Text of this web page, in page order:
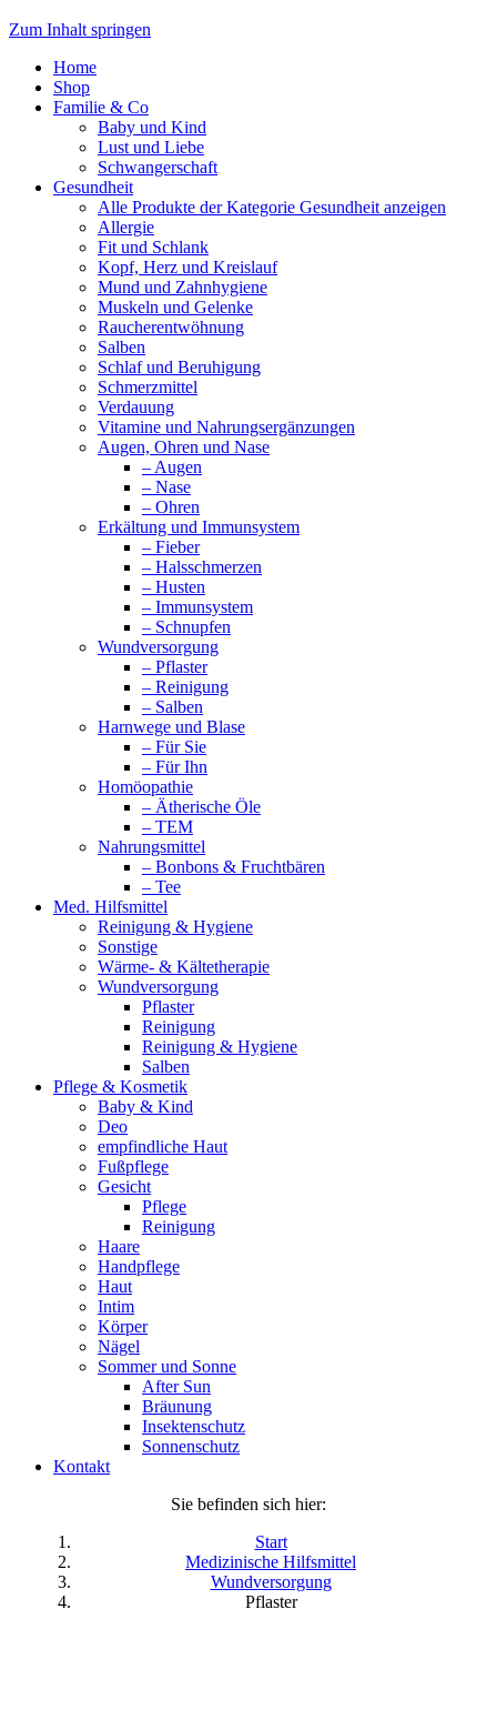
Zum Inhalt springen
Home
Shop
Familie & Co
Baby und Kind
Lust und Liebe
Schwangerschaft
Gesundheit
Alle Produkte der Kategorie Gesundheit anzeigen
Allergie
Fit und Schlank
Kopf, Herz und Kreislauf
Mund und Zahnhygiene
Muskeln und Gelenke
Raucherentwöhnung
Salben
Schlaf und Beruhigung
Schmerzmittel
Verdauung
Vitamine und Nahrungsergänzungen
Augen, Ohren und Nase
– Augen
– Nase
– Ohren
Erkältung und Immunsystem
– Fieber
– Halsschmerzen
– Husten
– Immunsystem
– Schnupfen
Wundversorgung
– Pflaster
– Reinigung
– Salben
Harnwege und Blase
– Für Sie
– Für Ihn
Homöopathie
– Ätherische Öle
– TEM
Nahrungsmittel
– Bonbons & Fruchtbären
– Tee
Med. Hilfsmittel
Reinigung & Hygiene
Sonstige
Wärme- & Kältetherapie
Wundversorgung
Pflaster
Reinigung
Reinigung & Hygiene
Salben
Pflege & Kosmetik
Baby & Kind
Deo
empfindliche Haut
Fußpflege
Gesicht
Pflege
Reinigung
Haare
Handpflege
Haut
Intim
Körper
Nägel
Sommer und Sonne
After Sun
Bräunung
Insektenschutz
Sonnenschutz
Kontakt
Sie befinden sich hier:
Start
Medizinische Hilfsmittel
Wundversorgung
Pflaster